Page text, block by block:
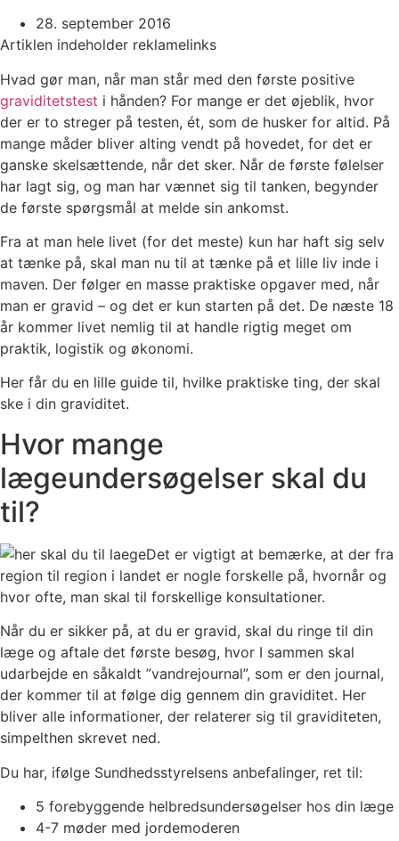
28. september 2016
Artiklen indeholder reklamelinks
Hvad gør man, når man står med den første positive
graviditetstest i hånden? For mange er det øjeblik, hvor
der er to streger på testen, ét, som de husker for altid. På
mange måder bliver alting vendt på hovedet, for det er
ganske skelsættende, når det sker. Når de første følelser
har lagt sig, og man har vænnet sig til tanken, begynder
de første spørgsmål at melde sin ankomst.
Fra at man hele livet (for det meste) kun har haft sig selv
at tænke på, skal man nu til at tænke på et lille liv inde i
maven. Der følger en masse praktiske opgaver med, når
man er gravid – og det er kun starten på det. De næste 18
år kommer livet nemlig til at handle rigtig meget om
praktik, logistik og økonomi.
Her får du en lille guide til, hvilke praktiske ting, der skal
ske i din graviditet.
Hvor mange
lægeundersøgelser skal du
til?
Det er vigtigt at bemærke, at der fra
region til region i landet er nogle forskelle på, hvornår og
hvor ofte, man skal til forskellige konsultationer.
Når du er sikker på, at du er gravid, skal du ringe til din
læge og aftale det første besøg, hvor I sammen skal
udarbejde en såkaldt ”vandrejournal”, som er den journal,
der kommer til at følge dig gennem din graviditet. Her
bliver alle informationer, der relaterer sig til graviditeten,
simpelthen skrevet ned.
Du har, ifølge Sundhedsstyrelsens anbefalinger, ret til:
5 forebyggende helbredsundersøgelser hos din læge
4-7 møder med jordemoderen